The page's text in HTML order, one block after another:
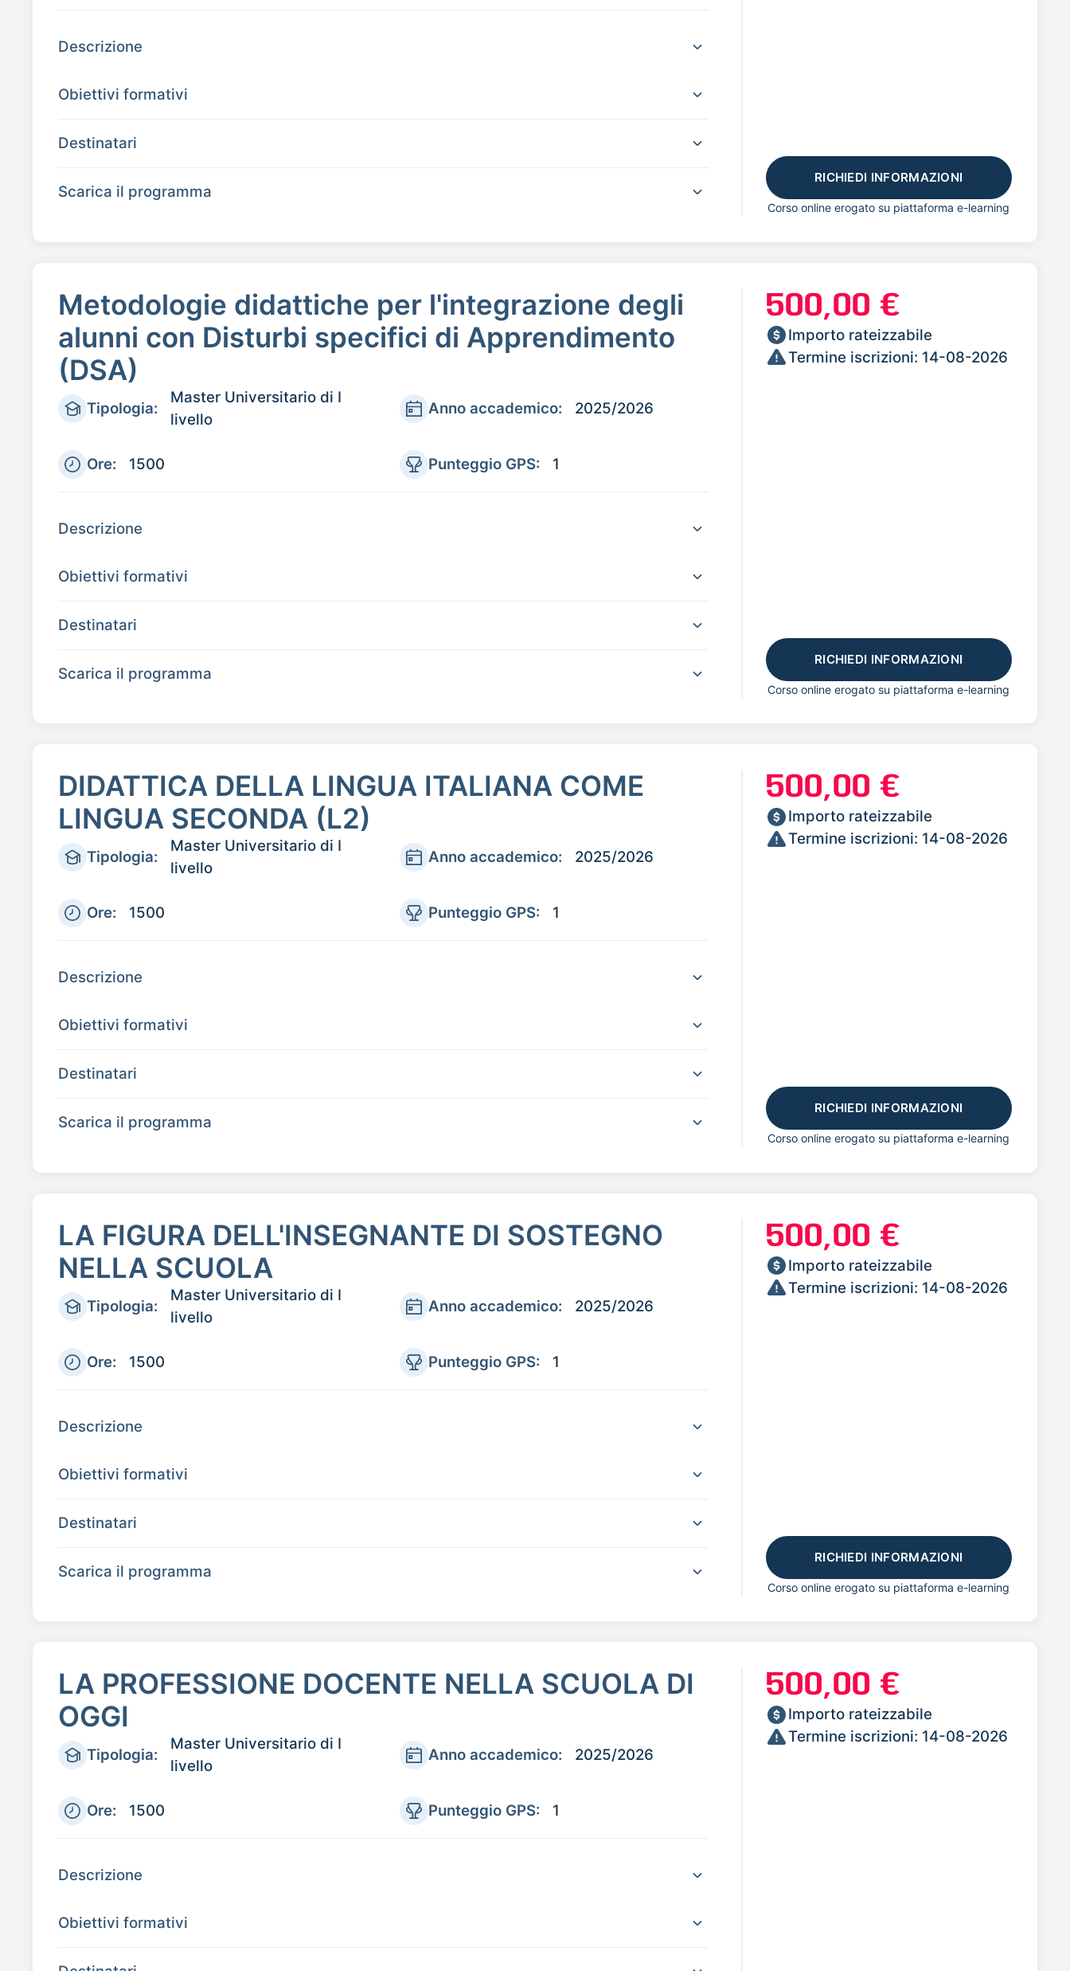
Descrizione
Obiettivi formativi
Destinatari
Scarica il programma
RICHIEDI INFORMAZIONI
Corso online erogato su piattaforma e-learning
Metodologie didattiche per l'integrazione degli
alunni con Disturbi specifici di Apprendimento
(DSA)
Tipologia:
Master Universitario di I
livello
Anno accademico: 2025/2026
Ore: 1500 Punteggio GPS: 1
Descrizione
Obiettivi formativi
Destinatari
Scarica il programma
500,00 €
Importo rateizzabile
Termine iscrizioni: 14-08-2026
RICHIEDI INFORMAZIONI
Corso online erogato su piattaforma e-learning
DIDATTICA DELLA LINGUA ITALIANA COME
LINGUA SECONDA (L2)
Tipologia:
Master Universitario di I
livello
Anno accademico: 2025/2026
Ore: 1500 Punteggio GPS: 1
Descrizione
Obiettivi formativi
Destinatari
Scarica il programma
500,00 €
Importo rateizzabile
Termine iscrizioni: 14-08-2026
RICHIEDI INFORMAZIONI
Corso online erogato su piattaforma e-learning
LA FIGURA DELL'INSEGNANTE DI SOSTEGNO
NELLA SCUOLA
Tipologia:
Master Universitario di I
livello
Anno accademico: 2025/2026
Ore: 1500 Punteggio GPS: 1
Descrizione
Obiettivi formativi
Destinatari
Scarica il programma
500,00 €
Importo rateizzabile
Termine iscrizioni: 14-08-2026
RICHIEDI INFORMAZIONI
Corso online erogato su piattaforma e-learning
LA PROFESSIONE DOCENTE NELLA SCUOLA DI
OGGI
Tipologia:
Master Universitario di I
livello
Anno accademico: 2025/2026
Ore: 1500 Punteggio GPS: 1
Descrizione
Obiettivi formativi
500,00 €
Importo rateizzabile
Termine iscrizioni: 14-08-2026